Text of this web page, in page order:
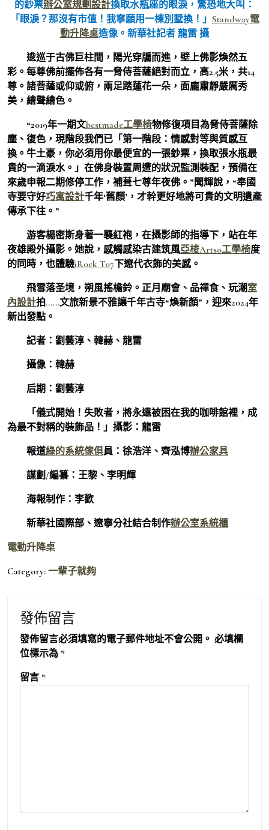
的鈔票辦公室規劃設計換取水瓶座的眼淚，驚恐地大叫：
「眼淚？那沒有市值！我寧願用一棟別墅換！」 Standway電
動升降桌造像。新華社記者 龍雷 攝
逡巡于古佛巨柱間，陽光穿牖而進，壁上佛影煥然五
彩。每尊佛前擺佈各有一脅侍菩薩絕對而立，高2.5米，共14
尊。諸菩薩或仰或俯，兩足踏蓮花一朵，面龐肅靜嚴厲秀
美，繪聲繪色。
“2019年一期文bestmade工學椅物修復項目為脅侍菩薩除
塵、復色，現階段我們已「第一階段：情感對等與質感互
換。牛土豪，你必須用你最便宜的一張鈔票，換取張水瓶最
貴的一滴淚水。」在佛身裝置周遭的狀況監測裝配，預備在
來歲申報二期修停工作，補葺七尊年夜佛。”聞輝說，“奉國
寺要守好巧寓設計千年‘舊顏’，才幹更好地將可貴的文明遺產
傳承下往。”
游客楊密斯身著一襲紅袍，在攝影師的指導下，站在年
夜雄殿外攝影。她說，感觸感染古建筑風亞梭Artso工學椅度
的同時，也體驗iRock T07下遼代衣飾的美感。
飛雪落圣境，朔風搖檐鈴。正月廟會、品禪食、玩潮室
內設計拍……文旅新景不雅讓千年古寺“煥新顏”，迎來2024年
新出發點。
記者：劉藝淳、韓赫、龍雷
攝像：韓赫
后期：劉藝淳
「儀式開始！失敗者，將永遠被困在我的咖啡館裡，成
為最不對稱的裝飾品！」攝影：龍雷
報道綠的系統傢俱員：徐浩洋、齊泓博辦公家具
謀劃/編纂：王黎、李明輝
海報制作：李歡
新華社國際部、遼寧分社結合制作辦公室系統櫃
電動升降桌
Category: 一輩子就夠
發佈留言
發佈留言必須填寫的電子郵件地址不會公開。 必填欄
位標示為 *
留言 *